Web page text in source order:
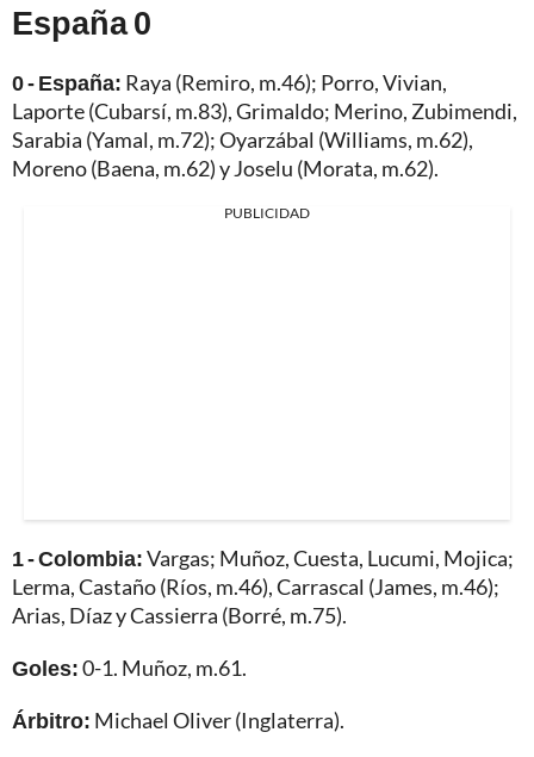
España 0
0 - España: Raya (Remiro, m.46); Porro, Vivian,
Laporte (Cubarsí, m.83), Grimaldo; Merino, Zubimendi,
Sarabia (Yamal, m.72); Oyarzábal (Williams, m.62),
Moreno (Baena, m.62) y Joselu (Morata, m.62).
PUBLICIDAD
1 - Colombia:Vargas; Muñoz, Cuesta, Lucumi, Mojica;
Lerma, Castaño (Ríos, m.46), Carrascal (James, m.46);
Arias, Díaz y Cassierra (Borré, m.75).
Goles:0-1. Muñoz, m.61.
Árbitro: Michael Oliver (Inglaterra).